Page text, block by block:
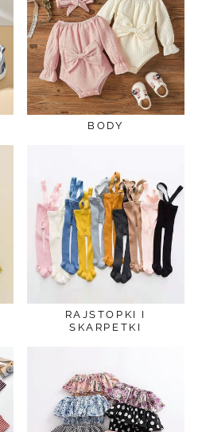
BODY
RAJSTOPKI I
SKARPETKI